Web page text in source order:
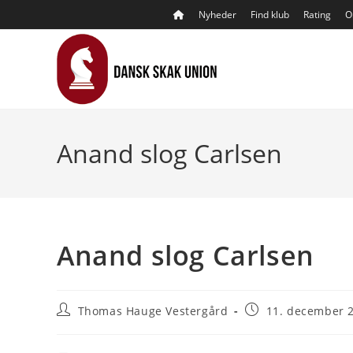
to
Nyheder Find klub Rating
Anand slog Carlsen
Anand slog Carlsen
PostThomas Hauge Vestergård
Post11. december